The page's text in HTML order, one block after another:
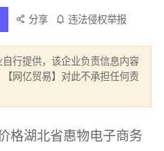
分享 违法侵权举报
行提供，该企业负责信息内容
网亿贸易】对此不承担任何责
格湖北省惠物电子商务